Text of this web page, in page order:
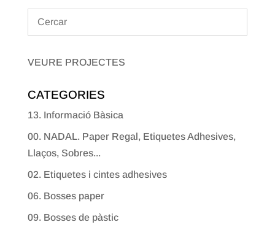
VEURE PROJECTES
CATEGORIES
13. Informació Bàsica
00. NADAL. Paper Regal, Etiquetes Adhesives,
Llaços, Sobres...
02. Etiquetes i cintes adhesives
06. Bosses paper
09. Bosses de pàstic